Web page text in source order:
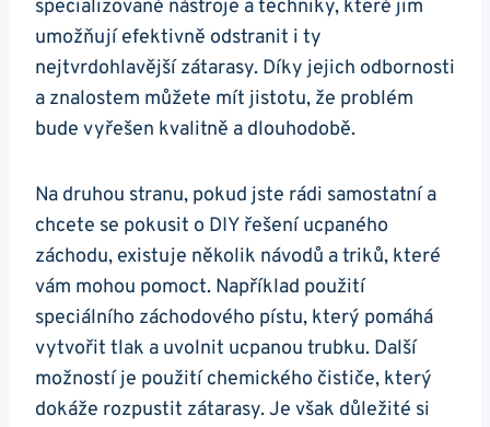
specializované nástroje a techniky, které jim
umožňují efektivně odstranit i ty
nejtvrdohlavější zátarasy. Díky jejich odbornosti
a znalostem můžete ​mít jistotu, že problém
bude vyřešen kvalitně a ​dlouhodobě.
Na druhou stranu,⁣ pokud jste rádi samostatní a
chcete se pokusit o‌ DIY řešení ucpaného
záchodu,⁤ existuje několik návodů a triků,⁣ které
‌vám mohou pomoct.‍ Například použití
speciálního záchodového pístu, který pomáhá⁤
vytvořit tlak a uvolnit ucpanou trubku. Další
možností ​je použití⁤ chemického čističe, který
dokáže rozpustit zátarasy. Je však důležité si